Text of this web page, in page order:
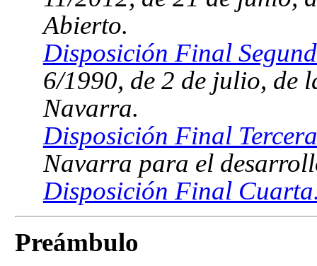
Abierto.
Disposición Final
6/1990, de 2 de julio, de
Navarra.
Disposición Final
Navarra para el
Disposición Final
Preámbulo